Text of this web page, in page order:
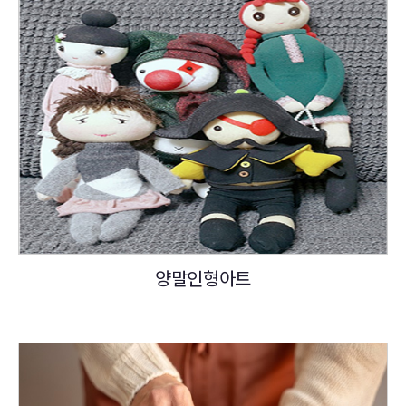
양말인형아트